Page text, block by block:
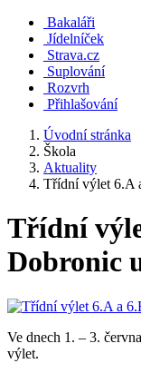
Bakaláři
Jídelníček
Strava.cz
Suplování
Rozvrh
Přihlašování
Úvodní stránka
Škola
Aktuality
Třídní výlet 6.A
Třídní
Dobronic
Ve dnech 1. – 3.
výlet.